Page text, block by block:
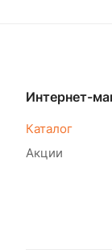
Интернет-
Каталог
Акции